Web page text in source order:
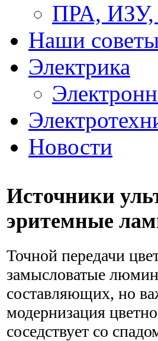
ПРА,
Наши
Электрика
Новости
Источники
эритемные
Точной передачи
замысловатые
составляющих, но
модернизация
соседствует со